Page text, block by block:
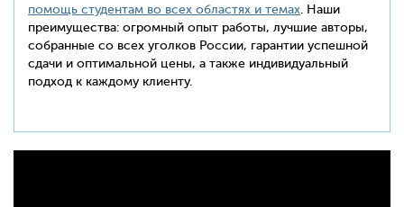
помощь студентам во всех областях и темах. Наши
преимущества: огромный опыт работы, лучшие авторы,
собранные со всех уголков России, гарантии успешной
сдачи и оптимальной цены, а также индивидуальный
подход к каждому клиенту.